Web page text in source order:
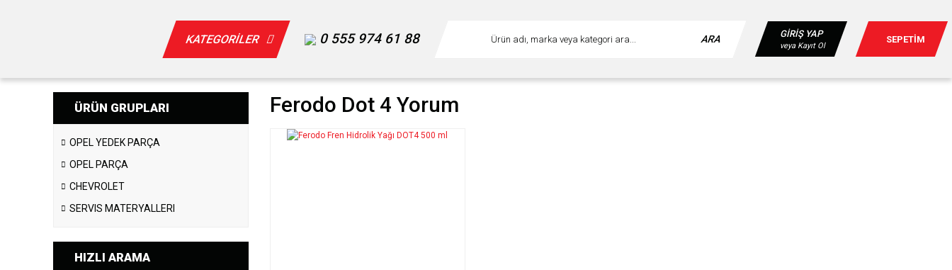
KATEGORİLER 0 555 974 61 88 ARA GİRİŞ YAP
veya Kayıt Ol
SEPETİM
ÜRÜN GRUPLARI
OPEL YEDEK PARÇA
OPEL PARÇA
CHEVROLET
SERVIS MATERYALLERI
HIZLI ARAMA
Ferodo Dot 4 Yorum